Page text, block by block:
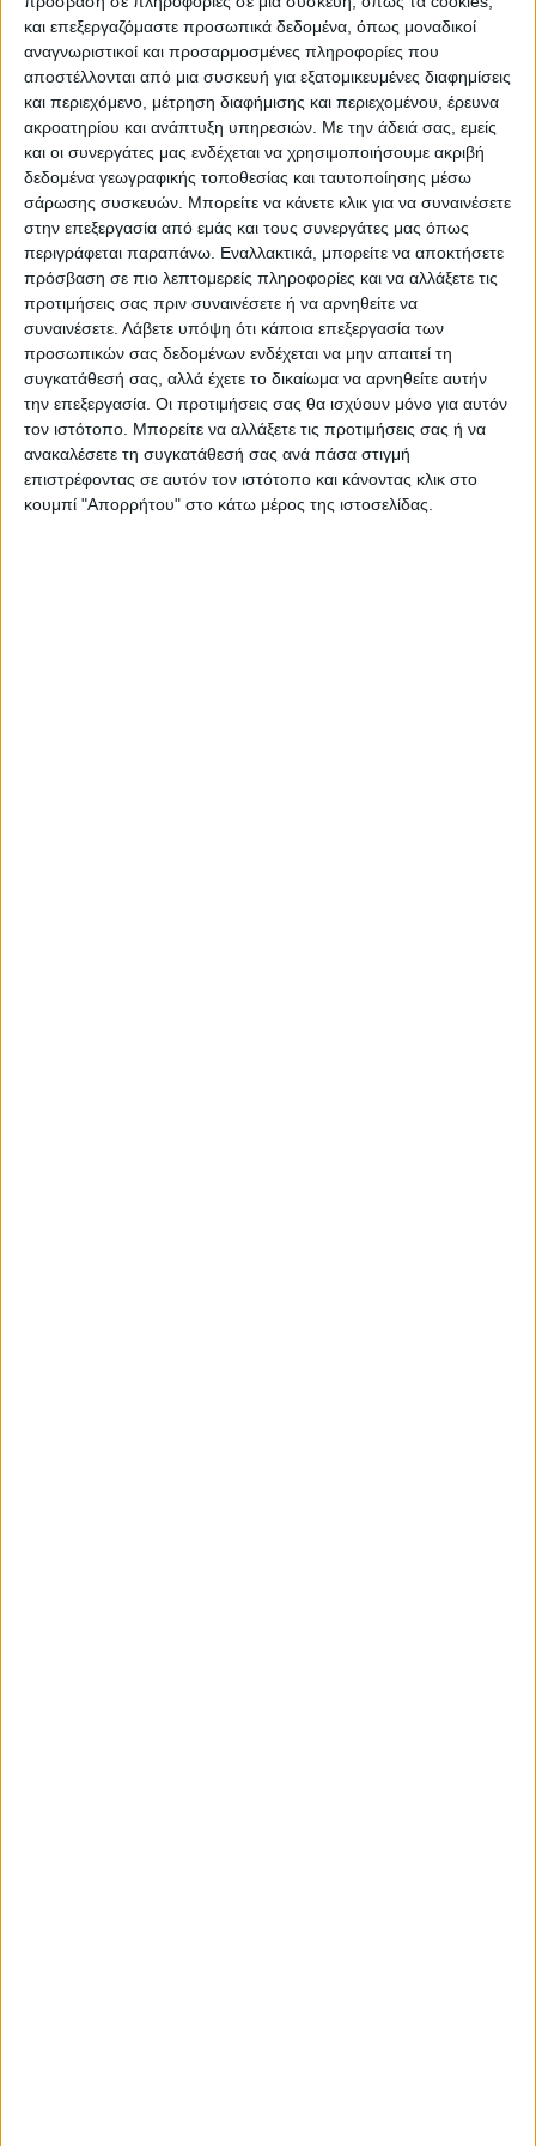
και επεξεργαζόμαστε προσωπικά δεδομένα, όπως μοναδικοί
αναγνωριστικοί και προσαρμοσμένες πληροφορίες που
αποστέλλονται από μια συσκευή για εξατομικευμένες διαφημίσεις
και περιεχόμενο, μέτρηση διαφήμισης και περιεχομένου, έρευνα
ακροατηρίου και ανάπτυξη υπηρεσιών. Με την άδειά σας, εμείς
και οι συνεργάτες μας ενδέχεται να χρησιμοποιήσουμε ακριβή
δεδομένα γεωγραφικής τοποθεσίας και ταυτοποίησης μέσω
σάρωσης συσκευών. Μπορείτε να κάνετε κλικ για να συναινέσετε
στην επεξεργασία από εμάς και τους συνεργάτες μας όπως
περιγράφεται παραπάνω. Εναλλακτικά, μπορείτε να αποκτήσετε
πρόσβαση σε πιο λεπτομερείς πληροφορίες και να αλλάξετε τις
προτιμήσεις σας πριν συναινέσετε ή να αρνηθείτε να
συναινέσετε. Λάβετε υπόψη ότι κάποια επεξεργασία των
προσωπικών σας δεδομένων ενδέχεται να μην απαιτεί τη
συγκατάθεσή σας, αλλά έχετε το δικαίωμα να αρνηθείτε αυτήν
την επεξεργασία. Οι προτιμήσεις σας θα ισχύουν μόνο για αυτόν
τον ιστότοπο. Μπορείτε να αλλάξετε τις προτιμήσεις σας ή να
ανακαλέσετε τη συγκατάθεσή σας ανά πάσα στιγμή
επιστρέφοντας σε αυτόν τον ιστότοπο και κάνοντας κλικ στο
κουμπί "Απορρήτου" στο κάτω μέρος της ιστοσελίδας.
ποικιλίες οι οποίες φαίνεται να μην
συμπεριλαμβάνονται στο πακέτο της
ενίσχυσης που εξήγγειλε ο υπουργός κ.
Γεωργαντάς.
Πέρα από την αναπλήρωση του χαμένου
εισοδήματος ζητούν και μείωση του
κόστους παραγωγής και για το λόγο αυτό
απαιτούν συνάντηση μέσα στην εβδομάδα
με κυβερνητικό κλιμάκιο στο οποίο θα
συμμετέχουν και οικονομικοί υπουργοί. Οι
αγρότες στη συνέχεια κατέθεσαν ψήφισμα
με το σύνολο των αιτημάτων τους που το
παρέλαβαν οι αντιπεριφερειάρχες Βασίλης
Πινακάς και Γιώργος Λαδόπουλος